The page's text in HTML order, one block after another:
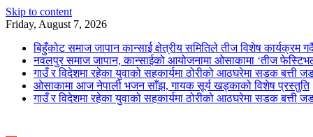
Skip to content
Friday, August 7, 2026
बिहुँकोट समाज जापान कान्साई क्षेत्रीय समितिले तीज विशेष कार्यक्रम
नवलपुर समाज जापान, कान्साईको आयोजनामा ओसाकामा ‘तीज
गाउँ र विदेशमा रहेका युवाको सहकार्यमा ठोरीको आठघरेमा सडक बत्ती
ओसाकामा आज नेपाली भजन साँझ, गायक सूर्य खड्काको विशेष प्रस्तुति
गाउँ र विदेशमा रहेका युवाको सहकार्यमा ठोरीको आठघरेमा सडक बत्ती